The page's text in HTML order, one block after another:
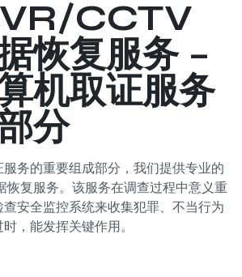
CCTV
恢复服务 –
机取证服务
分
务的重要组成部分，我们提供专业的
恢复服务。该服务在调查过程中意义重
安全监控系统来收集犯罪、不当行为
，能发挥关键作用。